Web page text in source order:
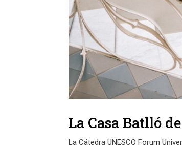
La Casa Batlló
La Cátedra UNESCO Forum